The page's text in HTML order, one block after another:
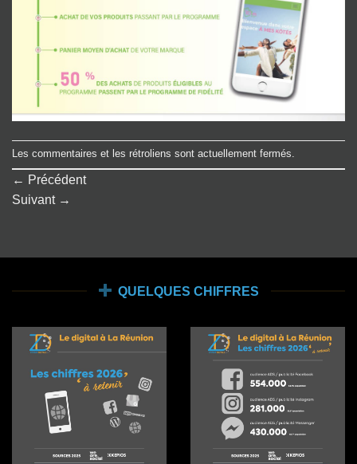
Les commentaires et les rétroliens sont actuellement fermés.
← Précédent
Suivant →
QUELQUES CHIFFRES